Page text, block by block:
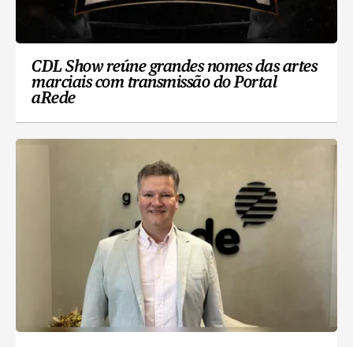
CDL Show reúne grandes nomes das artes
marciais com transmissão do Portal
aRede